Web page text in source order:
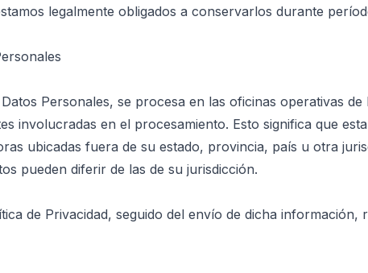
legalmente obligados a conservarlos durante
Personales, se procesa en las oficinas operativas
involucradas en el procesamiento. Esto significa que
ubicadas fuera de su estado, provincia, país u otra
pueden diferir de las de su jurisdicción.
de Privacidad, seguido del envío de dicha información,